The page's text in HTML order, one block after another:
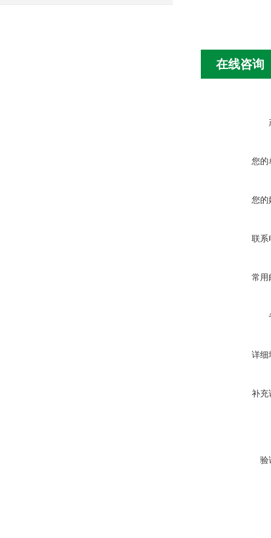
在线咨询
您的
您的
联系
常用
详细
补充
验